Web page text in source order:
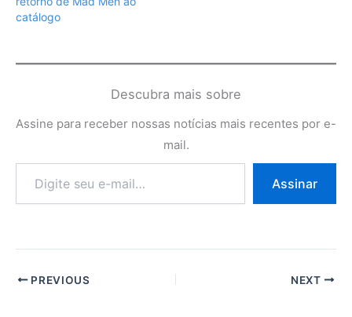
catálogo
Descubra mais sobre
Assine para receber nossas notícias mais recentes por e-
mail.
e-
Assinar
PREVIOUS NEXT